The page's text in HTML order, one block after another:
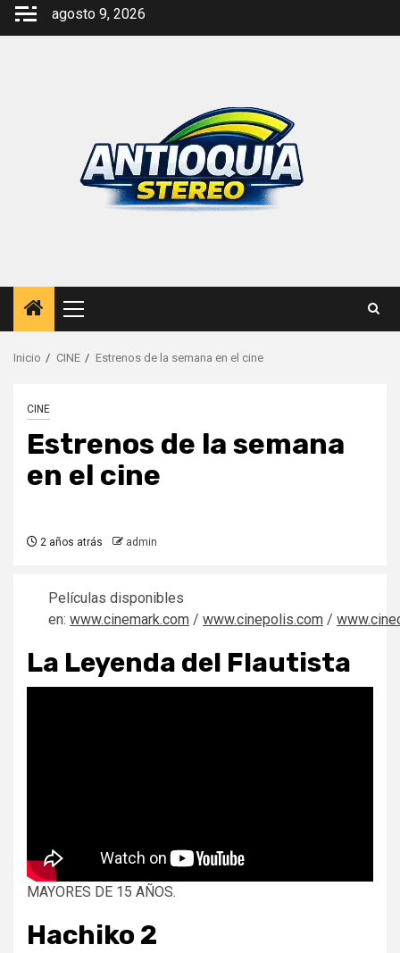
Saltar
agosto 9, 2026
Menú
principal
Inicio CINE Estrenos de la semana en el cine
CINE
Estrenos de la semana
en el cine
2 años atrás admin
Películas disponibles
en: www.cinemark.com / www.cinepolis.com /
La Leyenda del Flautista
MAYORES DE 15 AÑOS.
Hachiko 2